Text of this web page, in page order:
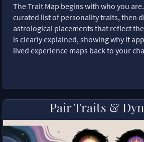
The Trait Map begins with who you
curated list of personality traits, then
astrological placements that reflect
is clearly explained, showing why it
lived experience maps back to your
Pair Traits &